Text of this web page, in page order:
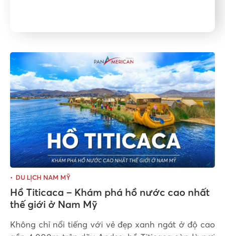
DU LỊCH NAM MỸ
Hồ Titicaca – Khám phá hồ nước cao nhất
thế giới ở Nam Mỹ
Không chỉ nổi tiếng với vẻ đẹp xanh ngát ở độ cao